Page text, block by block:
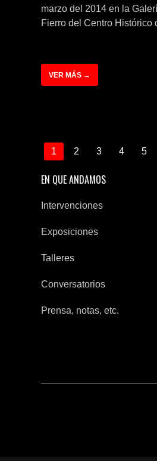
marzo del 2014 en la
Fierro del Centro Histórico
VER MÁS →
1 2 3 4 5
EN QUE ANDAMOS
Intervenciones
Exposiciones
Talleres
Conversatorios
Prensa, notas, etc.